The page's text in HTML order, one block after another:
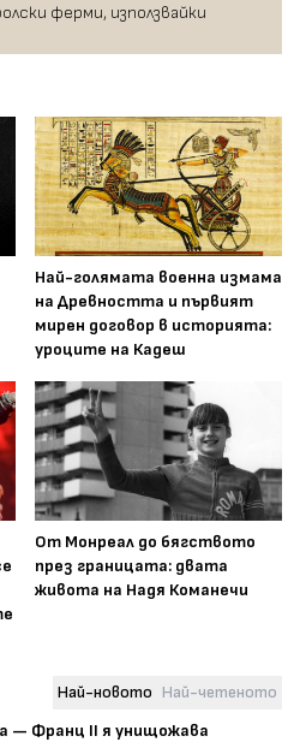
ферми, използвайки
Най-голямата военна измама
на Древността и първият
мирен договор в историята:
уроците на Кадеш
От Монреал до бягството
през границата: двата
живота на Надя Команечи
Най-новото Най-четеното
— Франц II я унищожава